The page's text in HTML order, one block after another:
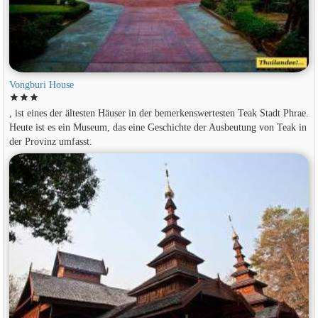
Vongburi House
starstarstar
, ist eines der ältesten Häuser in der bemerkenswertesten Teak Stadt Phrae.
Heute ist es ein Museum, das eine Geschichte der Ausbeutung von Teak in
der Provinz umfasst.